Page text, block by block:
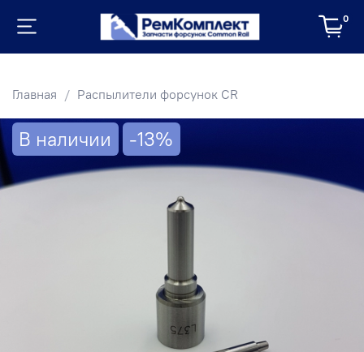
0
Главная Распылители форсунок CR
В наличии -13%